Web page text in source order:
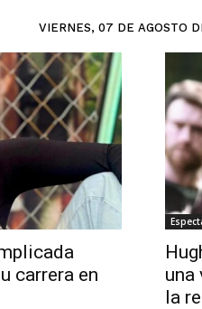
VIERNES, 07 DE AGOSTO
carrera en
una
la